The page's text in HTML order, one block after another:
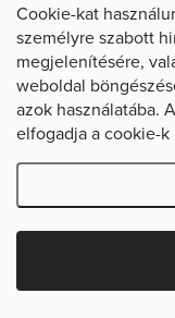
Cookie-kat
személyre szabott
megjelenítésére,
weboldal
azok használatába.
elfogadja a cookie-k
Kövessen minket
Copyright 2026